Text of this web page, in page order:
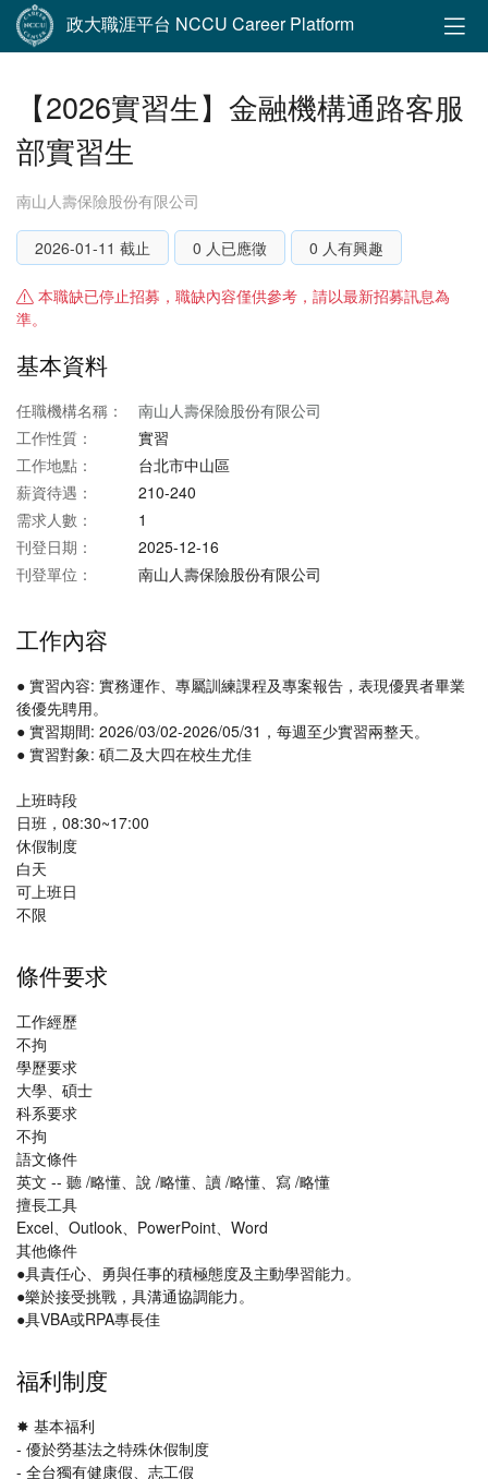
政大職涯平台 NCCU Career Platform
【2026實習生】金融機構通路客服
部實習生
南山人壽保險股份有限公司
2026-01-11 截止 0 人已應徵 0 人有興趣
本職缺已停止招募，職缺內容僅供參考，請以最新招募訊息為
準。
基本資料
任職機構名稱：
南山人壽保險股份有限公司
工作性質：
實習
工作地點：
台北市中山區
薪資待遇：
210-240
需求人數：
1
刊登日期：
2025-12-16
刊登單位：
南山人壽保險股份有限公司
工作內容
● 實習內容: 實務運作、專屬訓練課程及專案報告，表現優異者畢業
後優先聘用。
● 實習期間: 2026/03/02-2026/05/31，每週至少實習兩整天。
● 實習對象: 碩二及大四在校生尤佳
上班時段
日班，08:30~17:00
休假制度
白天
可上班日
不限
條件要求
工作經歷
不拘
學歷要求
大學、碩士
科系要求
不拘
語文條件
英文 -- 聽 /略懂、說 /略懂、讀 /略懂、寫 /略懂
擅長工具
Excel、Outlook、PowerPoint、Word
其他條件
●具責任心、勇與任事的積極態度及主動學習能力。
●樂於接受挑戰，具溝通協調能力。
●具VBA或RPA專長佳
福利制度
✸ 基本福利
- 優於勞基法之特殊休假制度
- 全台獨有健康假、志工假